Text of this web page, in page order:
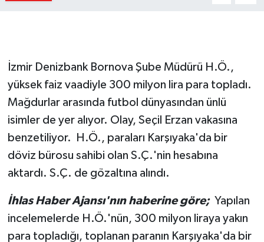
İzmir Denizbank Bornova Şube Müdürü H.Ö.,
yüksek faiz vaadiyle 300 milyon lira para topladı.
Mağdurlar arasında futbol dünyasından ünlü
isimler de yer alıyor. Olay, Seçil Erzan vakasına
benzetiliyor. H.Ö., paraları Karşıyaka'da bir
döviz bürosu sahibi olan S.Ç.'nin hesabına
aktardı. S.Ç. de gözaltına alındı.
İhlas Haber Ajansı'nın haberine göre;Yapılan
incelemelerde H.Ö.'nün, 300 milyon liraya yakın
para topladığı, toplanan paranın Karşıyaka'da bir